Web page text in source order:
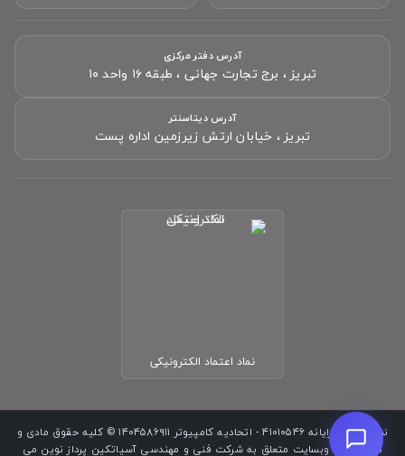
تبریز ، برج تجارت جهانی ، طبقه ۱۶ واحد ۱۰
آدرس دفتر مرکزی
تبریز ، خیابان ارتش زیرزمین اداره پست
آدرس دیتاسنتر
نماد اعتماد الکترونیکی
نظام صنفی رایانه ۴۱۰۱۰۵۴۶ - اتحادیه کامپیوتر ۱۴۰۴۵۸۶۹۱۱ © کلیه حقوق مادی و
معنوی این وبسایت متعلق به شرکت فنی و مهندسی آسیاتکین پرداز نوین می
تیم پشتیبانی ما آماده پاسخگویی به سؤالات شماست.